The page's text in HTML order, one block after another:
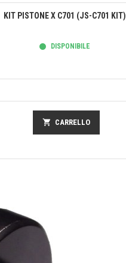
Anteprima
KIT PISTONE X C701 (JS-C701 KIT)
DISPONIBILE
shopping_cart CARRELLO